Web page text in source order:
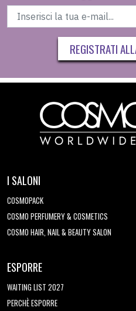
REGISTRATI
I SALONI
COSMOPACK
COSMO PERFUMERY & COSMETICS
COSMO HAIR, NAIL & BEAUTY SALON
ESPORRE
WAITING LIST 2027
PERCHÈ ESPORRE